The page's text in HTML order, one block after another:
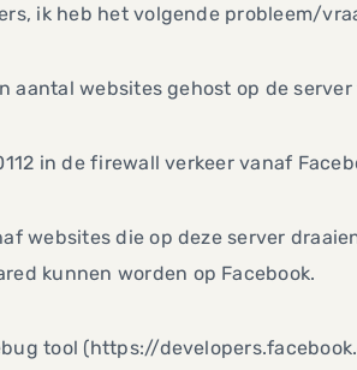
ik heb het volgende probleem/
aantal websites gehost op de server
in de firewall verkeer vanaf
websites die op deze server
kunnen worden op Facebook.
tool (https://